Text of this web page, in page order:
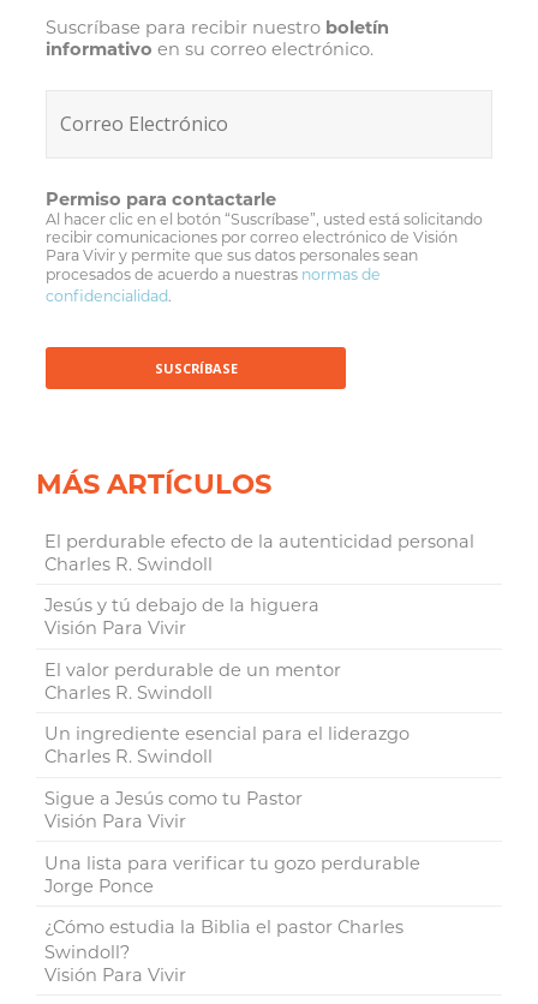
Suscríbase para recibir nuestro boletín
informativo en su correo electrónico.
Permiso para contactarle
Al hacer clic en el botón “Suscríbase”, usted está solicitando
recibir comunicaciones por correo electrónico de Visión
Para Vivir y permite que sus datos personales sean
procesados de acuerdo a nuestras normas de
confidencialidad.
MÁS ARTÍCULOS
El perdurable efecto de la autenticidad personal
Charles R. Swindoll
Jesús y tú debajo de la higuera
Visión Para Vivir
El valor perdurable de un mentor
Charles R. Swindoll
Un ingrediente esencial para el liderazgo
Charles R. Swindoll
Sigue a Jesús como tu Pastor
Visión Para Vivir
Una lista para verificar tu gozo perdurable
Jorge Ponce
¿Cómo estudia la Biblia el pastor Charles
Swindoll?
Visión Para Vivir